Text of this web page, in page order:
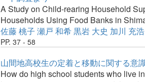
A Study on Child-rearing Household
Households Using Food Banks in
佐藤 桃子 瀬戸 和希黒岩 大史 加川 充浩
PP. 37 - 58
山間地高校生の定着と移動に関する意
How do high school students who live